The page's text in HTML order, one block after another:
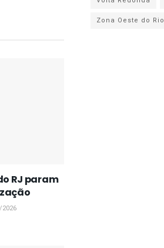
RJ param
Zona Oeste do Rio